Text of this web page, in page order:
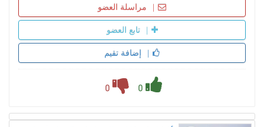
مراسلة العضو
تابع العضو
إضافة تقيم
0
0